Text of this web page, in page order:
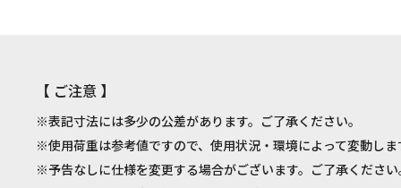
【 ご注意 】
※表記寸法には多少の公差があります。ご了承ください。
※使用荷重は参考値ですので、使用状況・環境によって変動し
※予告なしに仕様を変更する場合がございます。ご了承くださ